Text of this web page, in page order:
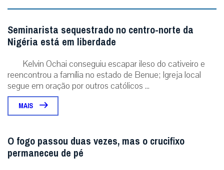
Seminarista sequestrado no centro-norte da
Nigéria está em liberdade
Kelvin Ochai conseguiu escapar ileso do cativeiro e
reencontrou a família no estado de Benue; Igreja local
segue em oração por outros católicos ...
MAIS
O fogo passou duas vezes, mas o crucifixo
permaneceu de pé